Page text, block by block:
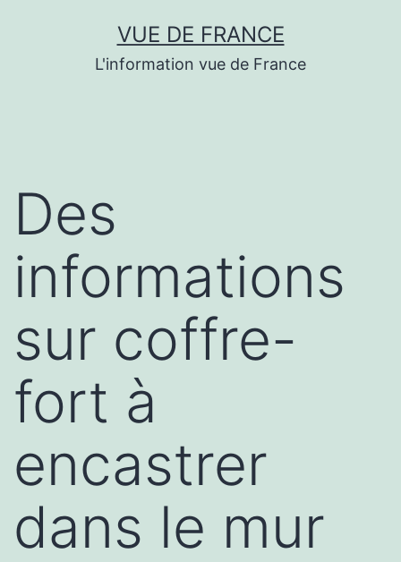
VUE DE FRANCE
L'information vue de France
Des
informations
sur coffre-
fort à
encastrer
dans le mur